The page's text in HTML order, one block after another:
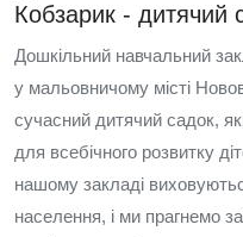
Кобзарик - дитячий
Дошкільний навчальний
у мальовничому місті
сучасний дитячий садок,
для всебічного розвитку
нашому закладі
населення, і ми прагнемо